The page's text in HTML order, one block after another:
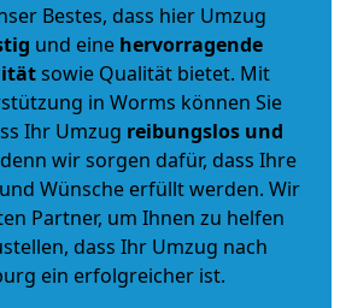
Bestes, dass hier Umzug
und eine hervorragende
sowie Qualität bietet. Mit
in Worms können Sie
Ihr Umzug reibungslos und
wir sorgen dafür, dass Ihre
Wünsche erfüllt werden. Wir
Partner, um Ihnen zu helfen
dass Ihr Umzug nach
ein erfolgreicher ist.